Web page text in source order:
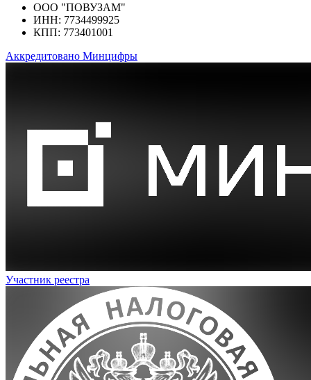
ООО "ПОВУЗАМ"
ИНН: 7734499925
КПП: 773401001
Аккредитовано Минцифры
Участник реестра